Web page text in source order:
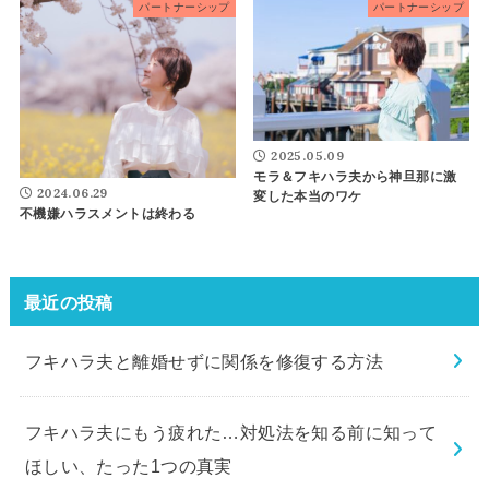
パートナーシップ
2024.06.29
不機嫌ハラスメントは終わる
パートナーシップ
2025.05.09
モラ＆フキハラ夫から神旦那に激
変した本当のワケ
最近の投稿
フキハラ夫と離婚せずに関係を修復する方法
フキハラ夫にもう疲れた…対処法を知る前に知って
ほしい、たった1つの真実